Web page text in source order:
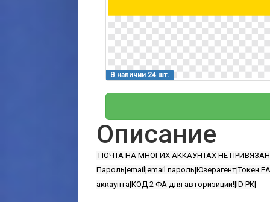
В наличии 24 шт.
Описание
ПОЧТА НА МНОГИХ АККАУНТАХ НЕ
Пароль|email|email пароль|Юзерагент|Токен
аккаунта|КОД 2 ФА для авторизиции!|ID РК|